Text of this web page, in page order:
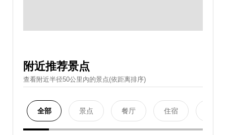
附近推荐景点
查看附近半径50公里內的景点(依距离排序)
全部 景点 餐厅 住宿